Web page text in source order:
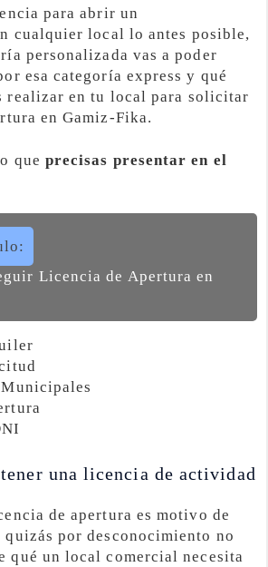
para abrir un
cualquier local lo antes posible,
personalizada vas a poder
esa categoría express y qué
realizar en tu local para solicitar
en Gamiz-Fika.
que precisas presentar en el
Licencia de Apertura en
Municipales
una licencia de actividad
de apertura es motivo de
quizás por desconocimiento no
qué un local comercial necesita